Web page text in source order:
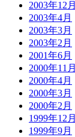
2003年12月
2003年4月
2003年3月
2003年2月
2001年6月
2000年11月
2000年4月
2000年3月
2000年2月
1999年12月
1999年9月